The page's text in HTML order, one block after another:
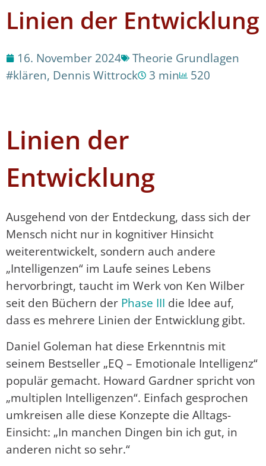
Linien der Entwicklung
16. November 2024
Theorie Grundlagen
#klären, Dennis Wittrock 3 min 520
Linien der
Entwicklung
Ausgehend von der Entdeckung, dass sich der
Mensch nicht nur in kognitiver Hinsicht
weiterentwickelt, sondern auch andere
„Intelligenzen“ im Laufe seines Lebens
hervorbringt, taucht im Werk von Ken Wilber
seit den Büchern der Phase III die Idee auf,
dass es mehrere Linien der Entwicklung gibt.
Daniel Goleman hat diese Erkenntnis mit
seinem Bestseller „EQ – Emotionale Intelligenz“
populär gemacht. Howard Gardner spricht von
„multiplen Intelligenzen“. Einfach gesprochen
umkreisen alle diese Konzepte die Alltags-
Einsicht: „In manchen Dingen bin ich gut, in
anderen nicht so sehr.“